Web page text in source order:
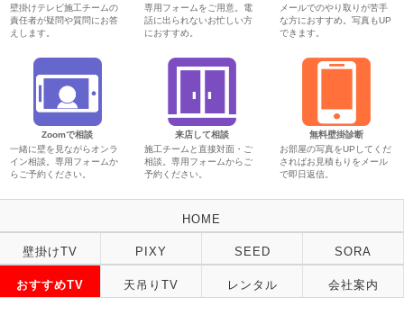
壁掛けテレビ施工チームの
責任者が疑問や質問にお答
えします。
専用フォームをご用意。電
話に出られないお忙しい方
におすすめ。
メールでのやり取りが苦手
な方におすすめ。写真もUP
できます。
Zoomで相談
一緒に壁を見ながらオンラ
イン相談。専用フォームか
らご予約ください。
来店して相談
施工チームと直接対面・ご
相談。専用フォームからご
予約ください。
無料壁掛診断
お部屋の写真をUPしてくだ
さればお見積もりをメール
で即日返信。
HOME
壁掛けTV PIXY SEED SORA
おすすめTV 天吊りTV レンタル 会社案内